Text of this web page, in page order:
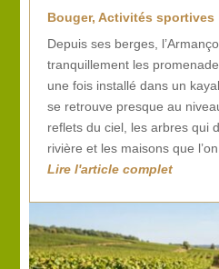
Bouger,Activités sportives
Depuis ses berges,
tranquillement les
une fois installé dans un
se retrouve presque au
reflets du ciel, les arbres qui
rivière et les maisons que